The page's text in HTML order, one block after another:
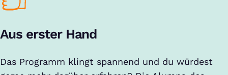
Aus erster Hand
Das Programm klingt spannend und du würdest